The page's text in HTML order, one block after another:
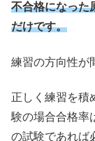
不合格になった
だけです。
練習の方向性が
正しく練習を積
験の場合合格率
の試験であれば